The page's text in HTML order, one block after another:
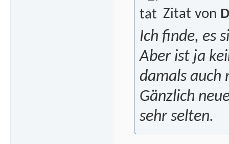
Zitat von
Ich finde, es
Aber ist ja
damals auch
Gänzlich
sehr selten.